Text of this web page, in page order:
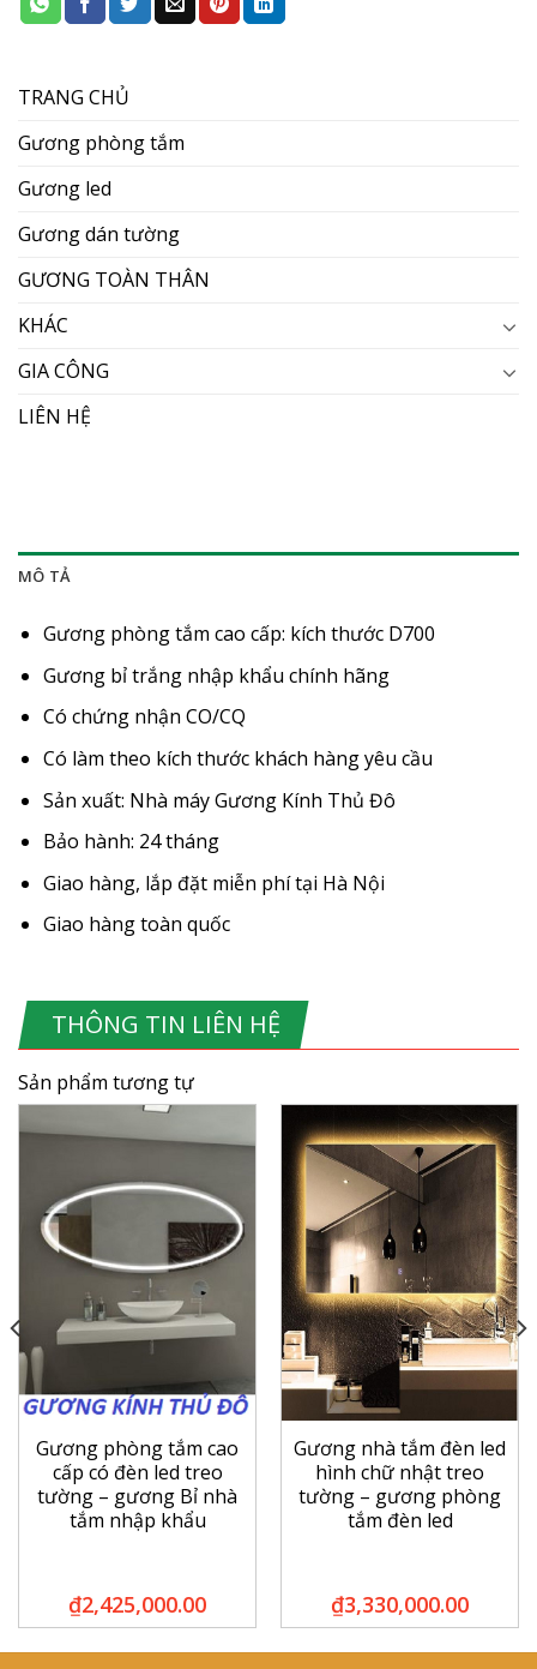
TRANG CHỦ
Gương phòng tắm
Gương led
Gương dán tường
GƯƠNG TOÀN THÂN
KHÁC
GIA CÔNG
LIÊN HỆ
MÔ TẢ
Gương phòng tắm cao cấp: kích thước D700
Gương bỉ trắng nhập khẩu chính hãng
Có chứng nhận CO/CQ
Có làm theo kích thước khách hàng yêu cầu
Sản xuất: Nhà máy Gương Kính Thủ Đô
Bảo hành: 24 tháng
Giao hàng, lắp đặt miễn phí tại Hà Nội
Giao hàng toàn quốc
THÔNG TIN LIÊN HỆ
Sản phẩm tương tự
Gương phòng tắm cao
cấp có đèn led treo
tường – gương Bỉ nhà
tắm nhập khẩu
₫2,425,000.00
Gương nhà tắm đèn led
hình chữ nhật treo
tường – gương phòng
tắm đèn led
₫3,330,000.00